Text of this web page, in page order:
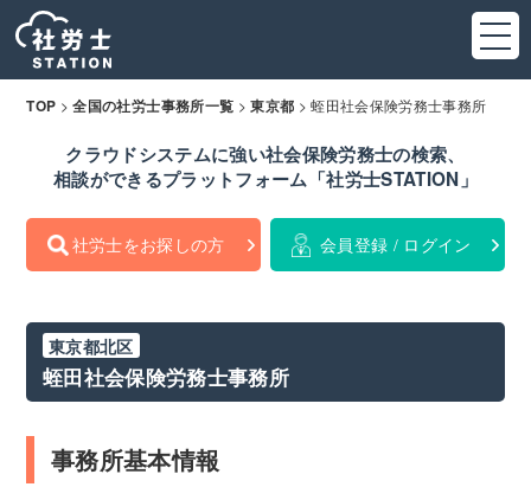
TOP >全国の社労士事務所一覧 >東京都 >蛭田社会保険労務士事務所
クラウドシステムに強い社会保険労務士の検索、
相談ができるプラットフォーム「社労士STATION」
社労士をお探しの方 会員登録 / ログイン
東京都北区
蛭田社会保険労務士事務所
事務所基本情報